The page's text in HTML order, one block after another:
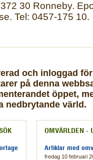
30 Ronneby.
Tel: 0457-175 10.
och inloggad
på denna
öppet,
nedbrytande värld.
OMVÄRLDEN -
Artiklar med
fredag 10 februari